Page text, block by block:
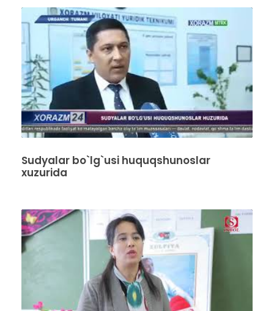
Sudyalar bo`lg`usi huquqshunoslar
xuzurida